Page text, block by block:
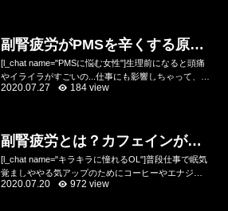
副腎疲労がPMSを辛くする原因
をトレーナーが解説
[l_chat name="PMSに悩む女性"]生理前になると頭痛
やイライラがすごいの...仕事にも影響しちゃって、ひ
どい時は会社を休んじゃうの...どうにか改善したいん
2020.07.27 184 view
副腎疲労とは？カフェインが悪
化させる原因！？
[l_chat name="キラキラに憧れるOL"]普段仕事で眠気
覚ましややる気アップのためにコーヒーやエナジー
ドリンクを飲んでるけど、デメリットもために耳に
2020.07.20 972 view